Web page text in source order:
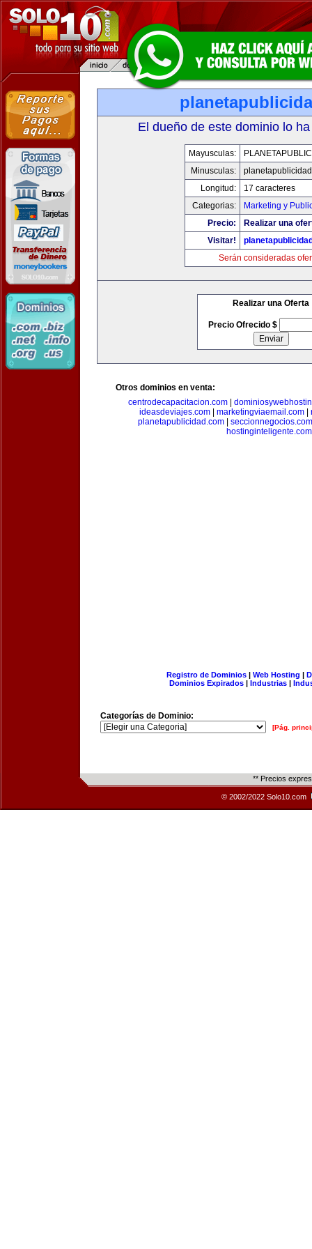
El dueño de este dominio lo
Mayusculas:
Minusculas:
Longitud:
17 caracteres
Categorias:
Marketing y
Precio:
Realizar una
Visitar!
Serán consideradas
Realizar una Oferta
Precio Ofrecido $
Otros dominios en venta:
centrodecapacitacion.com
ideasdeviajes.com| marketingviaemail.com|
planetapublicidad.com| seccionnegocios.com
hostinginteligente.com
Registro de Dominios| Web Hosting |
Dominios Expirados | Industrias |
Categorías de Dominio:
[Pág.
** Precios
© 2002/2022 Solo10.com